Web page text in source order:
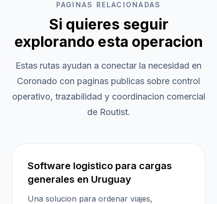
PAGINAS RELACIONADAS
Si quieres seguir
explorando esta operacion
Estas rutas ayudan a conectar la necesidad en
Coronado con paginas publicas sobre control
operativo, trazabilidad y coordinacion comercial
de Routist.
Software logistico para cargas
generales en Uruguay
Una solucion para ordenar viajes,